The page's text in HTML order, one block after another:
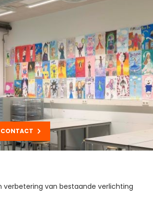
CONTACT
verbetering van bestaande verlichting